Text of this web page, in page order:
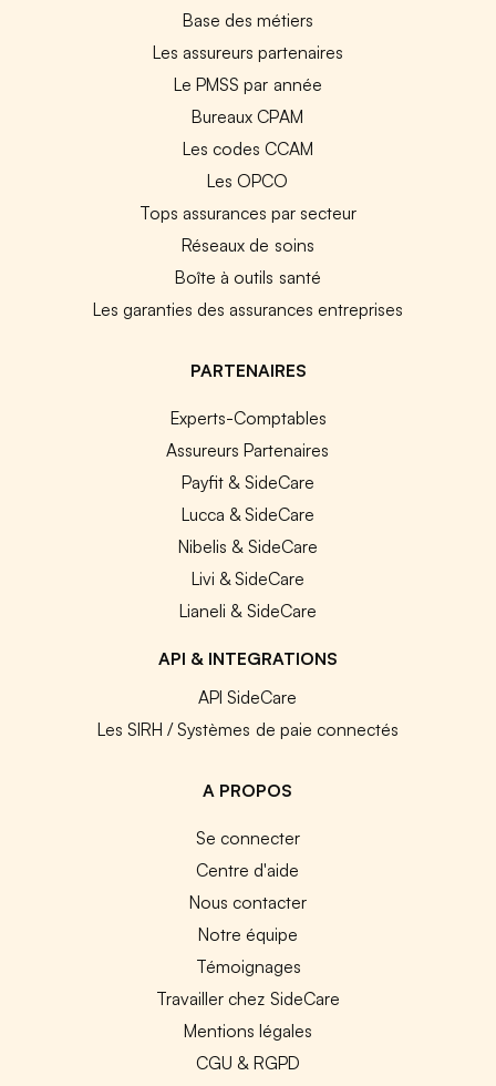
Base des métiers
Les assureurs partenaires
Le PMSS par année
Bureaux CPAM
Les codes CCAM
Les OPCO
Tops assurances par secteur
Réseaux de soins
Boîte à outils santé
Les garanties des assurances entreprises
PARTENAIRES
Experts-Comptables
Assureurs Partenaires
Payfit & SideCare
Lucca & SideCare
Nibelis & SideCare
Livi & SideCare
Lianeli & SideCare
API & INTEGRATIONS
API SideCare
Les SIRH / Systèmes de paie connectés
A PROPOS
Se connecter
Centre d'aide
Nous contacter
Notre équipe
Témoignages
Travailler chez SideCare
Mentions légales
CGU & RGPD